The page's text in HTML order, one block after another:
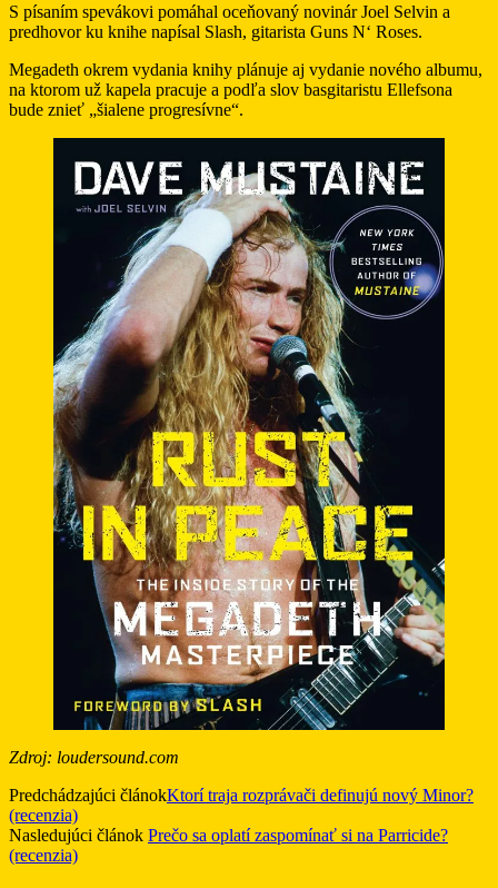
S písaním spevákovi pomáhal oceňovaný novinár Joel Selvin a
predhovor ku knihe napísal Slash, gitarista Guns N‘ Roses.
Megadeth okrem vydania knihy plánuje aj vydanie nového albumu,
na ktorom už kapela pracuje a podľa slov basgitaristu Ellefsona
bude znieť „šialene progresívne“.
Zdroj: loudersound.com
Predchádzajúci článokKtorí traja rozprávači definujú nový Minor?
(recenzia)
Nasledujúci článok Prečo sa oplatí zaspomínať si na Parricide?
(recenzia)